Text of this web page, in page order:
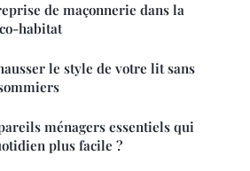
de maçonnerie dans la
habitat
le style de votre lit sans
ménagers essentiels qui
plus facile ?